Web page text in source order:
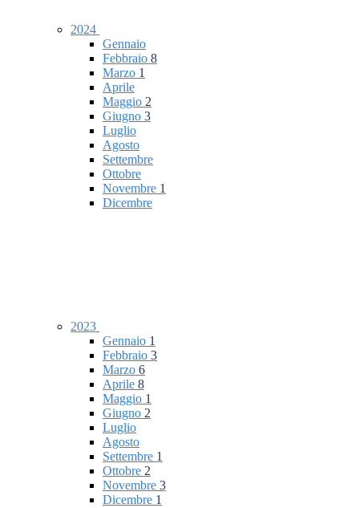
2024
Gennaio
Febbraio 8
Marzo 1
Aprile
Maggio 2
Giugno 3
Luglio
Agosto
Settembre
Ottobre
Novembre 1
Dicembre
2023
Gennaio 1
Febbraio 3
Marzo 6
Aprile 8
Maggio 1
Giugno 2
Luglio
Agosto
Settembre 1
Ottobre 2
Novembre 3
Dicembre 1